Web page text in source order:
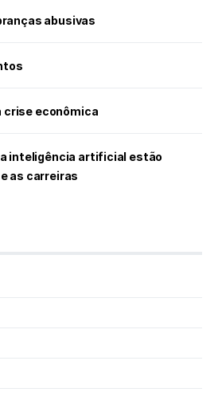
abusivas
crise econômica
inteligência artificial estão
as carreiras